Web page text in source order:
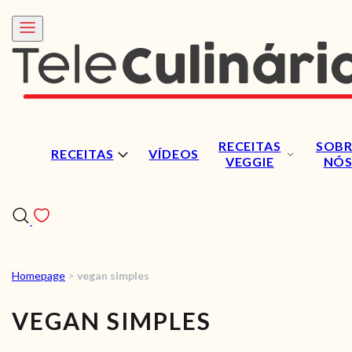
RECEITAS VÍDEOS
RECEITAS
VEGGIE
NÓS
VÍDEOS
Homepage > vegan simples
VEGAN SIMPLES